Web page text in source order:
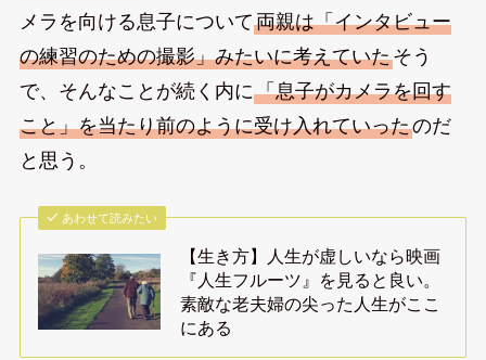
メラを向ける息子について両親は「インタビュー
の練習のための撮影」みたいに考えていたそう
で、そんなことが続く内に「息子がカメラを回す
こと」を当たり前のように受け入れていったのだ
と思う。
あわせて読みたい
【生き方】人生が虚しいなら映画
『人生フルーツ』を見ると良い。
素敵な老夫婦の尖った人生がここ
にある